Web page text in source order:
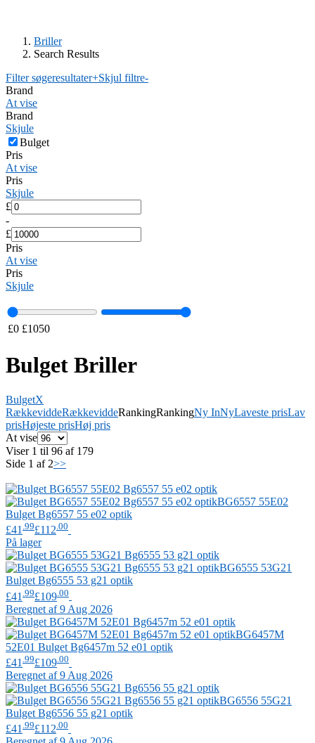
Briller
Search Results
Filter søgeresultater+Skjul filtre-
Brand
At vise
Brand
Skjule
Bulget
Pris
At vise
Pris
Skjule
£
-
£
Pris
At vise
Pris
Skjule
£0 £1050
Bulget Briller
BulgetX
RækkeviddeRækkeviddeRankingRankingNy InNyLaveste prisLav
prisHøjeste prisHøj pris
At vise
Viser 1 til 96 af 179
Side 1 af 2>>
BG6557 55E02
Bulget Bg6557 55 e02 optik
£41 .99£112 .00
På lager
BG6555 53G21
Bulget Bg6555 53 g21 optik
£41 .99£109 .00
Beregnet af 9 Aug 2026
BG6457M
52E01 Bulget Bg6457m 52 e01 optik
£41 .99£109 .00
Beregnet af 9 Aug 2026
BG6556 55G21
Bulget Bg6556 55 g21 optik
£41 .99£112 .00